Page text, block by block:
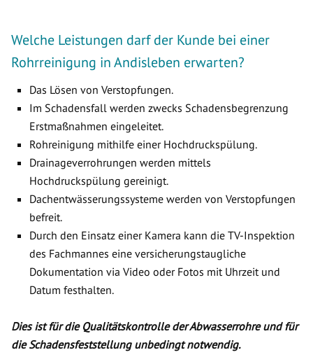
Welche Leistungen darf der Kunde bei einer
Rohrreinigung in Andisleben erwarten?
Das Lösen von Verstopfungen.
Im Schadensfall werden zwecks Schadensbegrenzung
Erstmaßnahmen eingeleitet.
Rohreinigung mithilfe einer Hochdruckspülung.
Drainageverrohrungen werden mittels
Hochdruckspülung gereinigt.
Dachentwässerungssysteme werden von Verstopfungen
befreit.
Durch den Einsatz einer Kamera kann die TV-Inspektion
des Fachmannes eine versicherungstaugliche
Dokumentation via Video oder Fotos mit Uhrzeit und
Datum festhalten.
Dies ist für die Qualitätskontrolle der Abwasserrohre und für
die Schadensfeststellung unbedingt notwendig.